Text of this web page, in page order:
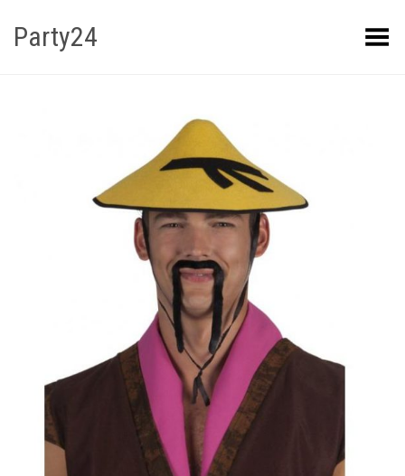
Party24 Kuva menüü